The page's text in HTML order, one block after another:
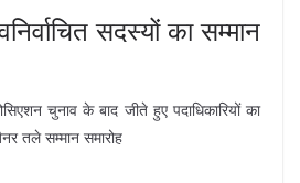
सदस्यों का सम्मान
चुनाव के बाद जीते हुए पदाधिकारियों का
तले सम्मान समारोह